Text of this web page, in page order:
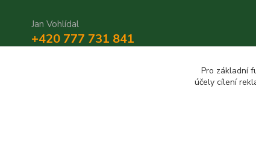
Jan Vohlídal
+420 777 731 841
Pro základní
účely cílení